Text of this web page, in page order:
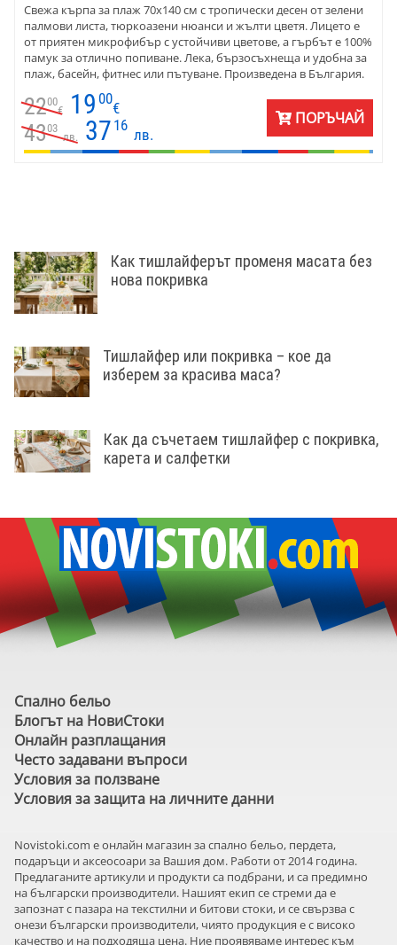
Свежа кърпа за плаж 70х140 см с тропически десен от зелени
палмови листа, тюркоазени нюанси и жълти цветя. Лицето е
от приятен микрофибър с устойчиви цветове, а гърбът е 100%
памук за отлично попиване. Лека, бързосъхнеща и удобна за
плаж, басейн, фитнес или пътуване. Произведена в България.
2200
€ 19 00
€
4303
лв. 37 16
лв.
ПОРЪЧАЙ
Как тишлайферът променя масата без
нова покривка
Тишлайфер или покривка – кое да
изберем за красива маса?
Как да съчетаем тишлайфер с покривка,
карета и салфетки
Спално бельо
Блогът на НовиСтоки
Онлайн разплащания
Често задавани въпроси
Условия за ползване
Условия за защита на личните данни
Novistoki.com e онлайн магазин за спално бельо, пердета,
подаръци и аксеосоари за Вашия дом. Работи от 2014 година.
Предлаганите артикули и продукти са подбрани, и са предимно
на български производители. Нашият екип се стреми да е
запознат с пазара на текстилни и битови стоки, и се свързва с
онези български производители, чиято продукция е с високо
качество и на подходяща цена. Ние проявяваме интерес към